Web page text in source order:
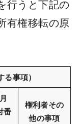
行うと下記の
有権移転の原
事項）
番
権利者その
他の事項